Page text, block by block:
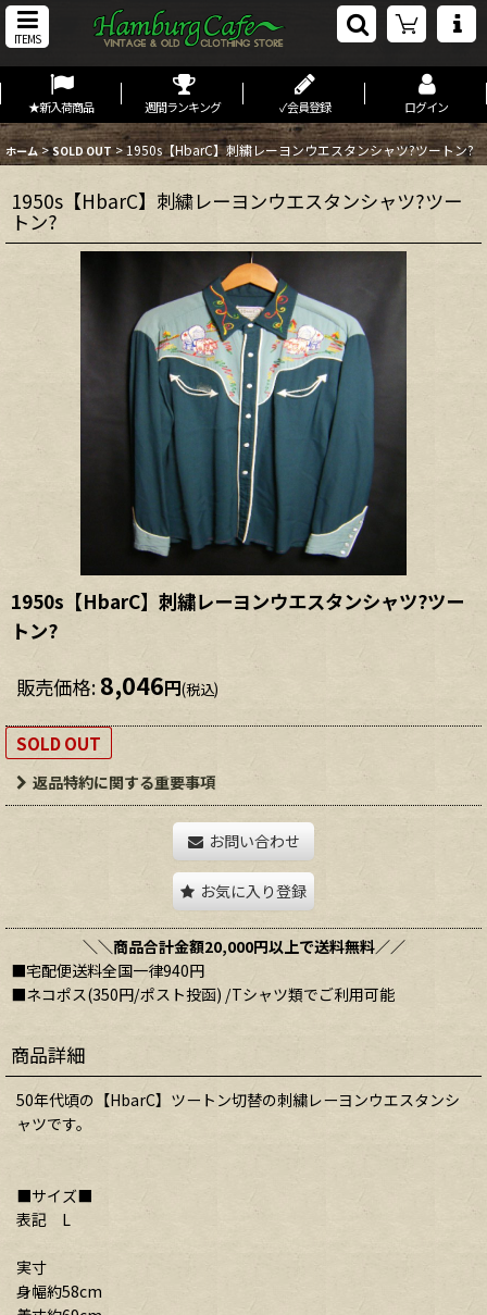
ITEMS
★新入荷商品 週間ランキング ✓会員登録 ログイン
ホーム > SOLD OUT >1950s【HbarC】刺繍レーヨンウエスタンシャツ?ツートン?
1950s【HbarC】刺繍レーヨンウエスタンシャツ?ツー
トン?
1950s【HbarC】刺繍レーヨンウエスタンシャツ?ツー
トン?
販売価格: 8,046円(税込)
SOLD OUT
返品特約に関する重要事項
お問い合わせ
お気に入り登録
＼＼商品合計金額20,000円以上で送料無料／／
■宅配便送料全国一律940円
■ネコポス(350円/ポスト投函) /Tシャツ類でご利用可能
商品詳細
50年代頃の【HbarC】ツートン切替の刺繍レーヨンウエスタンシ
ャツです。
■サイズ■
表記 L
実寸
身幅約58cm